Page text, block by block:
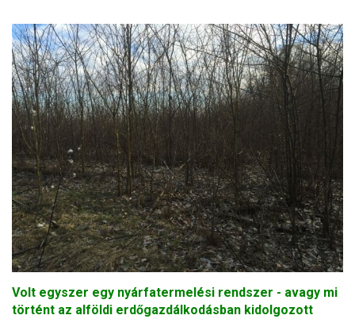
Volt egyszer egy nyárfatermelési rendszer - avagy mi
történt az alföldi erdőgazdálkodásban kidolgozott